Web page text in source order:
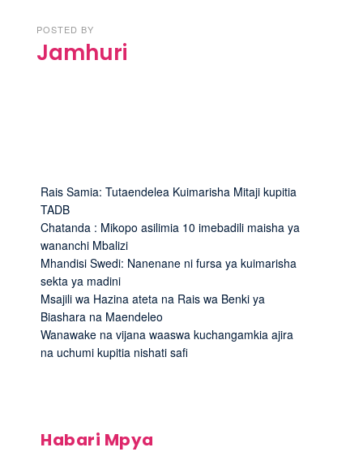
POSTED BY
Jamhuri
Rais Samia: Tutaendelea Kuimarisha Mitaji kupitia
TADB
Chatanda : Mikopo asilimia 10 imebadili maisha ya
wananchi Mbalizi
Mhandisi Swedi: Nanenane ni fursa ya kuimarisha
sekta ya madini
Msajili wa Hazina ateta na Rais wa Benki ya
Biashara na Maendeleo
Wanawake na vijana waaswa kuchangamkia ajira
na uchumi kupitia nishati safi
Habari Mpya